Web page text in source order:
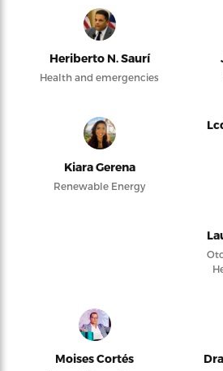
Heriberto N. Saurí
Health and emergencies
Kiara Gerena
Renewable Energy
Moises Cortés